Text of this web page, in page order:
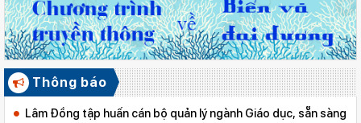
Thông báo
Lâm Đồng tập huấn cán bộ quản lý ngành Giáo dục, sẵn sàng